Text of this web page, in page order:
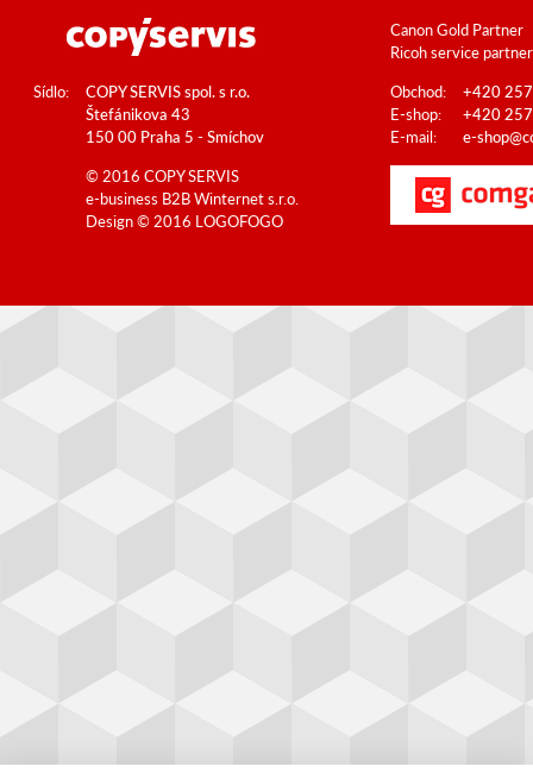
Canon Gold Partner
Ricoh service partner
Sídlo:
COPY SERVIS spol. s r.o.
Štefánikova 43
150 00 Praha 5 - Smíchov
Obchod:
+420
E-shop:
+420
E-mail:
e-
© 2016 COPY SERVIS
e-business B2BWinternet s.r.o.
Design © 2016 LOGOFOGO